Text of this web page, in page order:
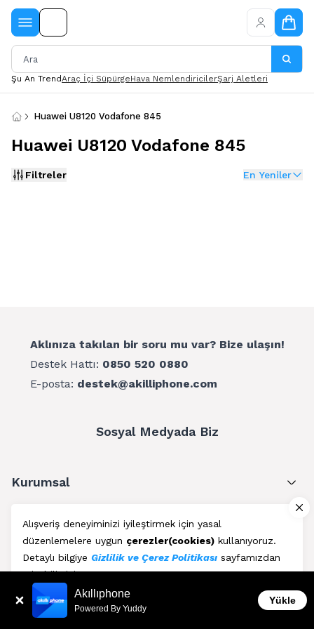
Alışveriş deneyiminizi iyileştirmek için yasal
düzenlemelere uygun çerezler(cookies) kullanıyoruz.
Detaylı bilgiye Gizlilik ve Çerez Politikası sayfamızdan
erişebilirsiniz.
Kabul Et
Şu An TrendAraç İçi SüpürgeHava NemlendiricilerŞarj Aletleri
Huawei U8120 Vodafone 845
Huawei U8120 Vodafone 845
Filtreler En Yeniler
Aklınıza takılan bir soru mu var? Bize ulaşın!
Destek Hattı: 0850 520 0880
E-posta: destek@akilliphone.com
Sosyal Medyada Biz
Kurumsal
Müşteri Hizmetleri
Üyelik
Blog Akıllıphone
Powered By Yuddy
Yükle